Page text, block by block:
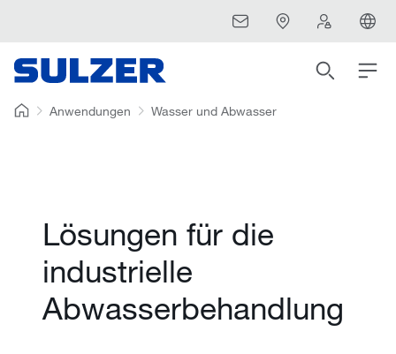
Anwendungen Wasser und Abwasser
Lösungen für die
industrielle
Abwasserbehandlung